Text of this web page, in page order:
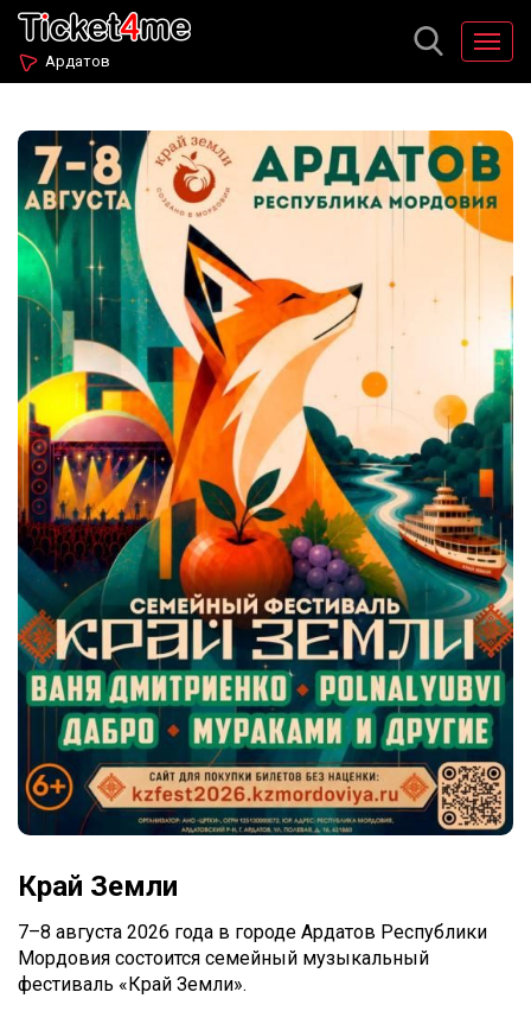
Ардатов
Край Земли
7–8 августа 2026 года в городе Ардатов Республики
Мордовия состоится семейный музыкальный
фестиваль «Край Земли».